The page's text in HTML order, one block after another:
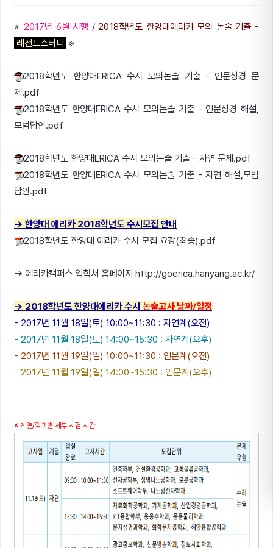
※2017년 6월 시행 /2018학년도 한양대에리카 모의 논술 기출 -
레전드스터디 ※
2018학년도 한양대ERICA 수시 모의논술 기출 - 인문상경 문
제.pdf
2018학년도 한양대ERICA 수시 모의논술 기출 - 인문상경 해설,
모범답안.pdf
2018학년도 한양대ERICA 수시 모의논술 기출 - 자연 문제.pdf
2018학년도 한양대ERICA 수시 모의논술 기출 - 자연 해설,모범
답안.pdf
→ 한양대 에리카 2018학년도 수시모집 안내
2018학년도 한양대 에리카 수시 모집 요강(최종).pdf
→ 에리카캠퍼스 입학처 홈페이지 http://goerica.hanyang.ac.kr/
→ 2018학년도 한양대에리카 수시 논술고사 날짜/일정
- 2017년 11월 18일(토) 10:00~11:30 : 자연계(오전)
- 2017년 11월 18일(토) 14:00~15:30 : 자연계(오후)
- 2017년 11월 19일(일) 10:00~11:30 : 인문계(오전)
- 2017년 11월 19일(일) 14:00~15:30 : 인문계(오후)
※ 계열/학과별 세부 시험 시간